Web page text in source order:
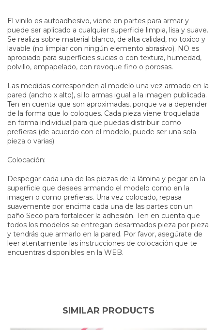
El vinilo es autoadhesivo, viene en partes para armar y
puede ser aplicado a cualquier superficie limpia, lisa y suave.
Se realiza sobre material blanco, de alta calidad, no toxico y
lavable (no limpiar con ningún elemento abrasivo). NO es
apropiado para superficies sucias o con textura, humedad,
polvillo, empapelado, con revoque fino o porosas.
Las medidas corresponden al modelo una vez armado en la
pared (ancho x alto), si lo armas igual a la imagen publicada.
Ten en cuenta que son aproximadas, porque va a depender
de la forma que lo coloques. Cada pieza viene troquelada
en forma individual para que puedas distribuir como
prefieras (de acuerdo con el modelo, puede ser una sola
pieza o varias)
Colocación:
Despegar cada una de las piezas de la lámina y pegar en la
superficie que desees armando el modelo como en la
imagen o como prefieras. Una vez colocado, repasa
suavemente por encima cada una de las partes con un
paño Seco para fortalecer la adhesión. Ten en cuenta que
todos los modelos se entregan desarmados pieza por pieza
y tendrás que armarlo en la pared. Por favor, asegúrate de
leer atentamente las instrucciones de colocación que te
encuentras disponibles en la WEB.
SIMILAR PRODUCTS